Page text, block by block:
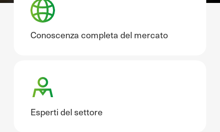
Conoscenza completa del mercato
Esperti del settore